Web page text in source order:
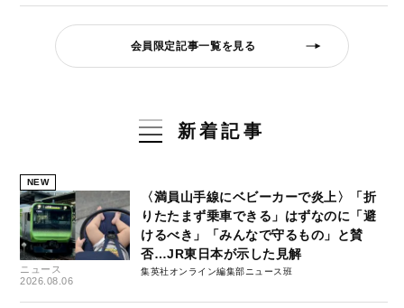
会員限定記事一覧を見る
新着記事
NEW
ニュース
2026.08.06
〈満員山手線にベビーカーで炎上〉「折
りたたまず乗車できる」はずなのに「避
けるべき」「みんなで守るもの」と賛
否…JR東日本が示した見解
集英社オンライン編集部ニュース班